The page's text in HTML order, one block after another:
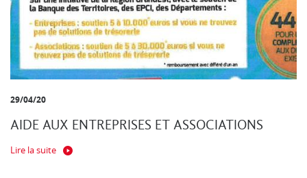
29/04/20
AIDE AUX ENTREPRISES ET ASSOCIATIONS
Lire la suite